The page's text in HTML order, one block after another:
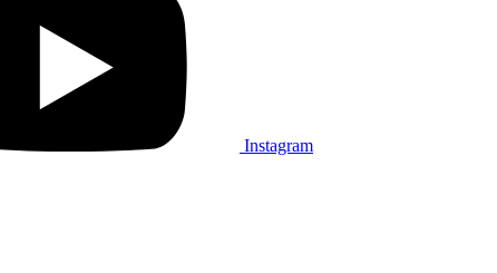
Instagram